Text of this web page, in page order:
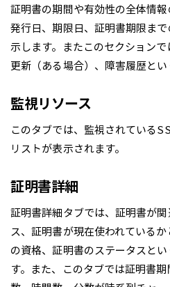
証明書の期間や有効性の全体情
発行日、期限日、証明書期限ま
示します。またこのセクションで
更新（ある場合）、障害履歴とい
監視リソース
このタブでは、監視されている
リストが表示されます。
証明書詳細
証明書詳細タブでは、証明書が
ス、証明書が現在使われている
の資格、証明書のステータスと
す。また、このタブでは証明書